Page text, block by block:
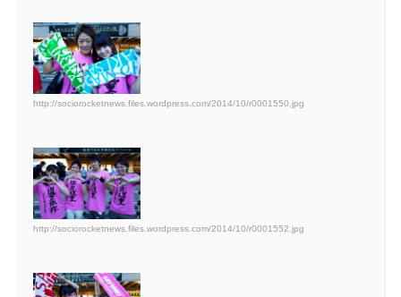
http://sociorocketnews.files.wordpress.com/2014/10/r0001550.jpg
http://sociorocketnews.files.wordpress.com/2014/10/r0001552.jpg